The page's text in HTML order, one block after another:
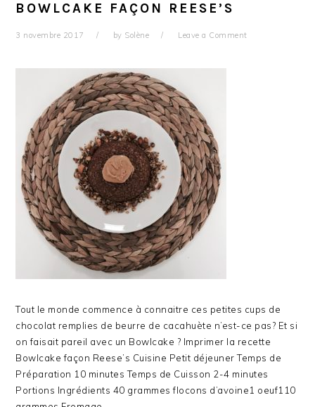
BOWLCAKE FAÇON REESE’S
3 novembre 2017 by Solène Leave a Comment
Tout le monde commence à connaitre ces petites cups de
chocolat remplies de beurre de cacahuète n’est-ce pas? Et si
on faisait pareil avec un Bowlcake ? Imprimer la recette
Bowlcake façon Reese’s Cuisine Petit déjeuner Temps de
Préparation 10 minutes Temps de Cuisson 2-4 minutes
Portions Ingrédients 40 grammes flocons d’avoine1 oeuf110